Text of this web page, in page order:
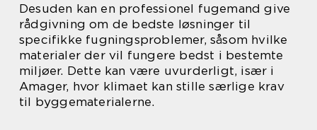
Desuden kan en professionel fugemand give
rådgivning om de bedste løsninger til
specifikke fugningsproblemer, såsom hvilke
materialer der vil fungere bedst i bestemte
miljøer. Dette kan være uvurderligt, især i
Amager, hvor klimaet kan stille særlige krav
til byggematerialerne.